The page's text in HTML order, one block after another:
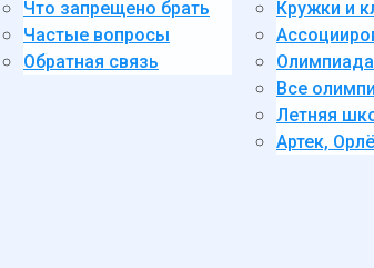
Что запрещено брать
Частые вопросы
Обратная связь
Кружки и
Все
Летняя
Артек,